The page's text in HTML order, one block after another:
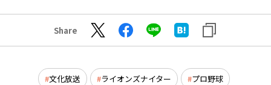
Share
文化放送 ライオンズナイター プロ野球